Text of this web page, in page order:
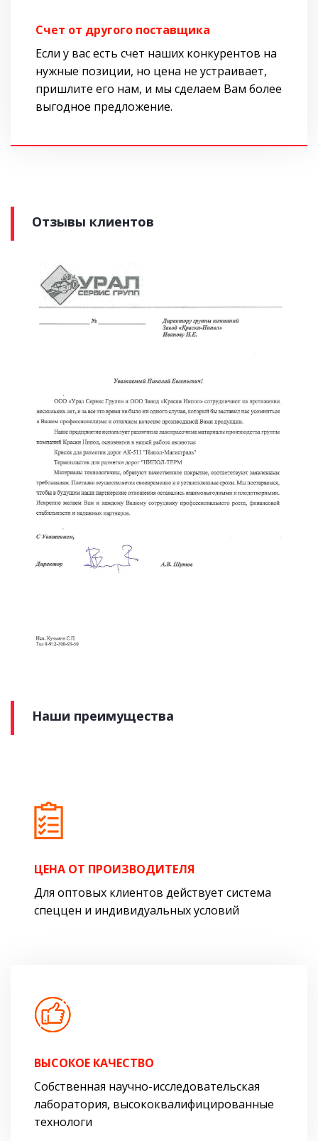
Cчет от другого поставщика
Если у вас есть счет наших конкурентов на
нужные позиции, но цена не устраивает,
пришлите его нам, и мы сделаем Вам более
выгодное предложение.
Отзывы клиентов
Наши преимущества
ЦЕНА ОТ ПРОИЗВОДИТЕЛЯ
Для оптовых клиентов действует система
спеццен и индивидуальных условий
ВЫСОКОЕ КАЧЕСТВО
Собственная научно-исследовательская
лаборатория, высококвалифицированные
технологи